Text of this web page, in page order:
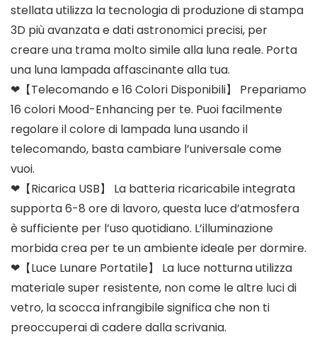
stellata utilizza la tecnologia di produzione di stampa
3D più avanzata e dati astronomici precisi, per
creare una trama molto simile alla luna reale. Porta
una luna lampada affascinante alla tua.
❤【Telecomando e 16 Colori Disponibili】 Prepariamo
16 colori Mood-Enhancing per te. Puoi facilmente
regolare il colore di lampada luna usando il
telecomando, basta cambiare l’universale come
vuoi.
❤【Ricarica USB】 La batteria ricaricabile integrata
supporta 6-8 ore di lavoro, questa luce d’atmosfera
è sufficiente per l’uso quotidiano. L’illuminazione
morbida crea per te un ambiente ideale per dormire.
❤【Luce Lunare Portatile】 La luce notturna utilizza
materiale super resistente, non come le altre luci di
vetro, la scocca infrangibile significa che non ti
preoccuperai di cadere dalla scrivania.